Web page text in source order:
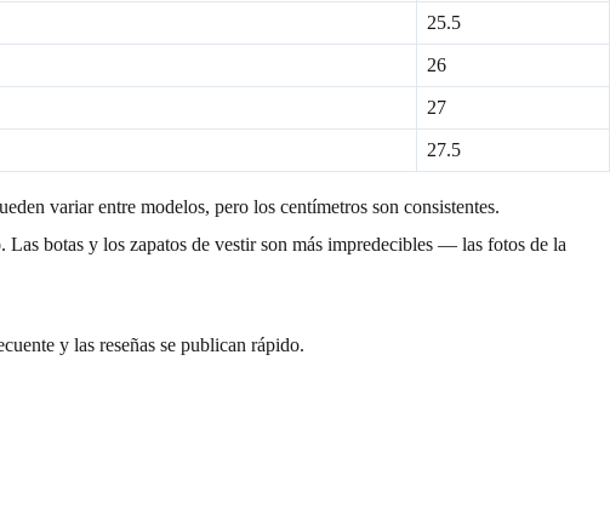
25.5
26
27
27.5
variar entre modelos, pero los centímetros son consistentes.
botas y los zapatos de vestir son más impredecibles — las fotos de la
y las reseñas se publican rápido.